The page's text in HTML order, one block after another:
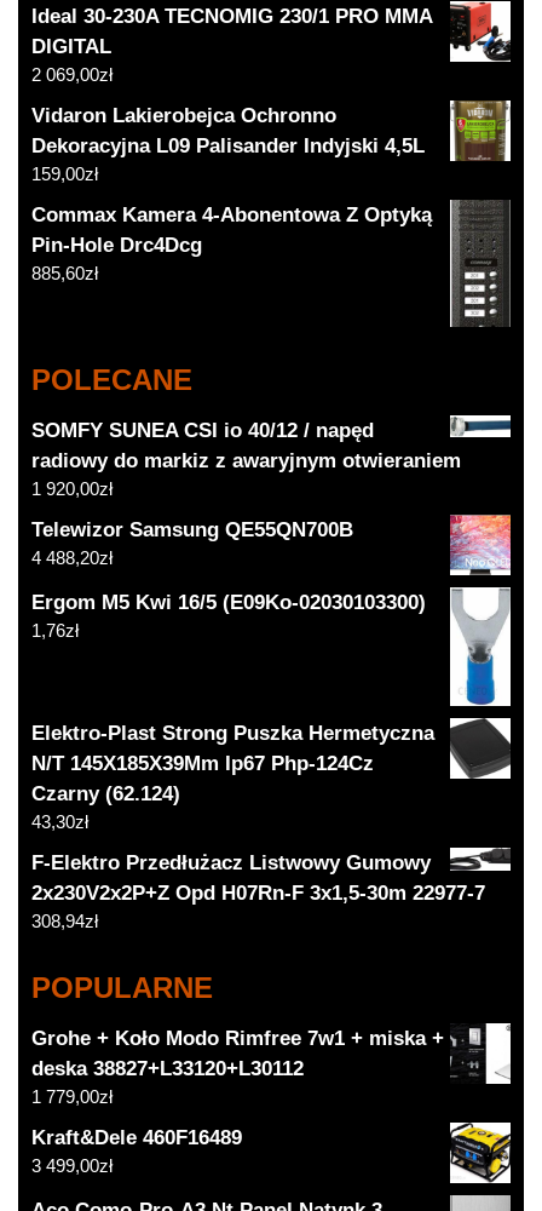
Ideal 30-230A TECNOMIG 230/1 PRO MMA
DIGITAL
2 069,00zł
Vidaron Lakierobejca Ochronno
Dekoracyjna L09 Palisander Indyjski 4,5L
159,00zł
Commax Kamera 4-Abonentowa Z Optyką
Pin-Hole Drc4Dcg
885,60zł
POLECANE
SOMFY SUNEA CSI io 40/12 / napęd
radiowy do markiz z awaryjnym otwieraniem
1 920,00zł
Telewizor Samsung QE55QN700B
4 488,20zł
Ergom M5 Kwi 16/5 (E09Ko-02030103300)
1,76zł
Elektro-Plast Strong Puszka Hermetyczna
N/T 145X185X39Mm Ip67 Php-124Cz
Czarny (62.124)
43,30zł
F-Elektro Przedłużacz Listwowy Gumowy
2x230V2x2P+Z Opd H07Rn-F 3x1,5-30m 22977-7
308,94zł
POPULARNE
Grohe + Koło Modo Rimfree 7w1 + miska +
deska 38827+L33120+L30112
1 779,00zł
Kraft&Dele 460F16489
3 499,00zł